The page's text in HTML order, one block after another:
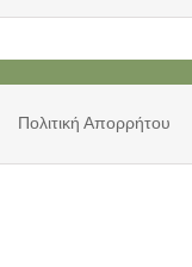
Πολιτική Απορρήτου